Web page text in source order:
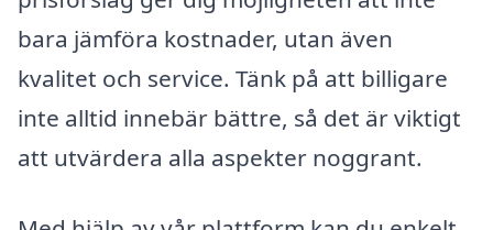
bara jämföra kostnader, utan även
kvalitet och service. Tänk på att billigare
inte alltid innebär bättre, så det är viktigt
att utvärdera alla aspekter noggrant.